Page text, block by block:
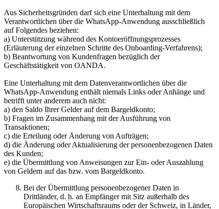
Aus Sicherheitsgründen darf sich eine Unterhaltung mit dem
Verantwortlichen über die WhatsApp-Anwendung ausschließlich
auf Folgendes beziehen:
a) Unterstützung während des Kontoeröffnungsprozesses
(Erläuterung der einzelnen Schritte des Onboarding-Verfahrens);
b) Beantwortung von Kundenfragen bezüglich der
Geschäftstätigkeit von OANDA.
Eine Unterhaltung mit dem Datenverantwortlichen über die
WhatsApp-Anwendung enthält niemals Links oder Anhänge und
betrifft unter anderem auch nicht:
a) den Saldo Ihrer Gelder auf dem Bargeldkonto;
b) Fragen im Zusammenhang mit der Ausführung von
Transaktionen;
c) die Erteilung oder Änderung von Aufträgen;
d) die Änderung oder Aktualisierung der personenbezogenen Daten
des Kunden;
e) die Übermittlung von Anweisungen zur Ein- oder Auszahlung
von Geldern auf das bzw. vom Bargeldkonto.
Bei der Übermittlung personenbezogener Daten in
Drittländer, d. h. an Empfänger mit Sitz außerhalb des
Europäischen Wirtschaftsraums oder der Schweiz, in Länder,